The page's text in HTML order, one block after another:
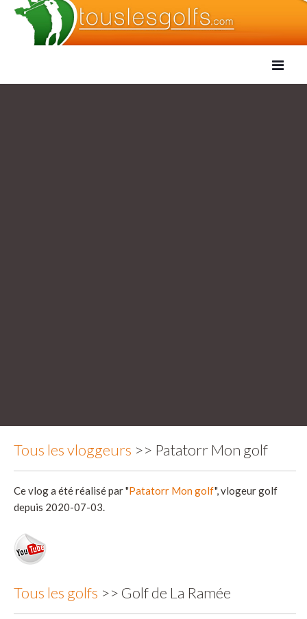
Tous les vloggeurs >> Patatorr Mon golf
Ce vlog a été réalisé par "Patatorr Mon golf", vlogeur golf
depuis 2020-07-03.
Tous les golfs >> Golf de La Ramée